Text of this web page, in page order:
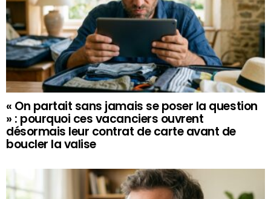
« On partait sans jamais se poser la question
» : pourquoi ces vacanciers ouvrent
désormais leur contrat de carte avant de
boucler la valise